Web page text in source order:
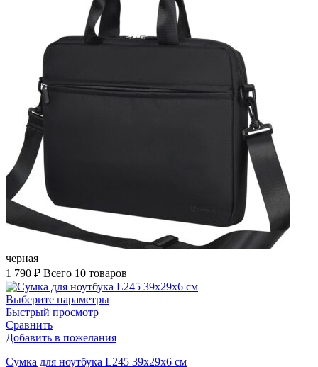
черная
1 790 ₽ Всего 10 товаров
Выберите параметры
Быстрый просмотр
Сравнить
Добавить в пожелания
Cумка для ноутбука L245 39х29х6 см